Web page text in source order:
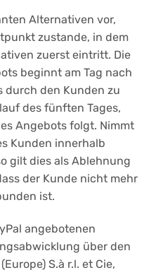
Alternativen vor,
zustande, in dem
zuerst eintritt. Die
beginnt am Tag nach
durch den Kunden zu
des fünften Tages,
Angebots folgt. Nimmt
Kunden innerhalb
gilt dies als Ablehnung
der Kunde nicht mehr
ist.
angebotenen
über den
S.à r.l. et Cie,